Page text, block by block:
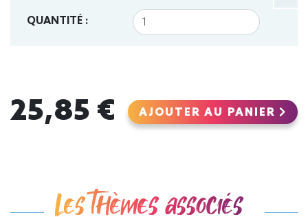
QUANTITÉ :
25,85 € AJOUTER AU PANIER
Les thèmes associés